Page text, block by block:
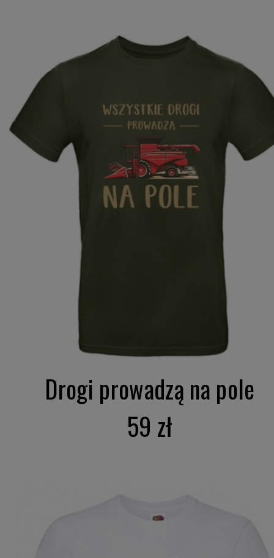
Drogi prowadzą na pole
59 zł